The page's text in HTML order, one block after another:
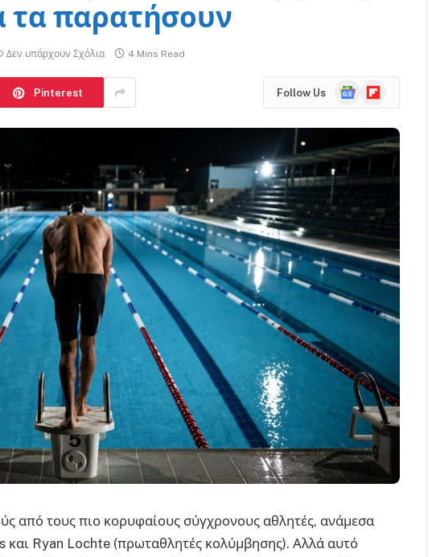
τα παρατήσουν
Δεν υπάρχουν Σχόλια 4 Mins Read
Pinterest Follow Us
GoogleFlipboard
από τους πιο κορυφαίους σύγχρονους αθλητές, ανάμεσα
και Ryan Lochte (πρωταθλητές κολύμβησης). Αλλά αυτό